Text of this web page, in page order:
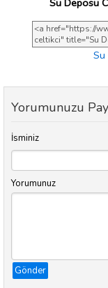
Su
Yorumunuzu
İsminiz
Yorumunuz
Gönder